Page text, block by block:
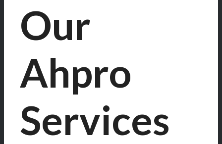
Our
Ahpro
Services